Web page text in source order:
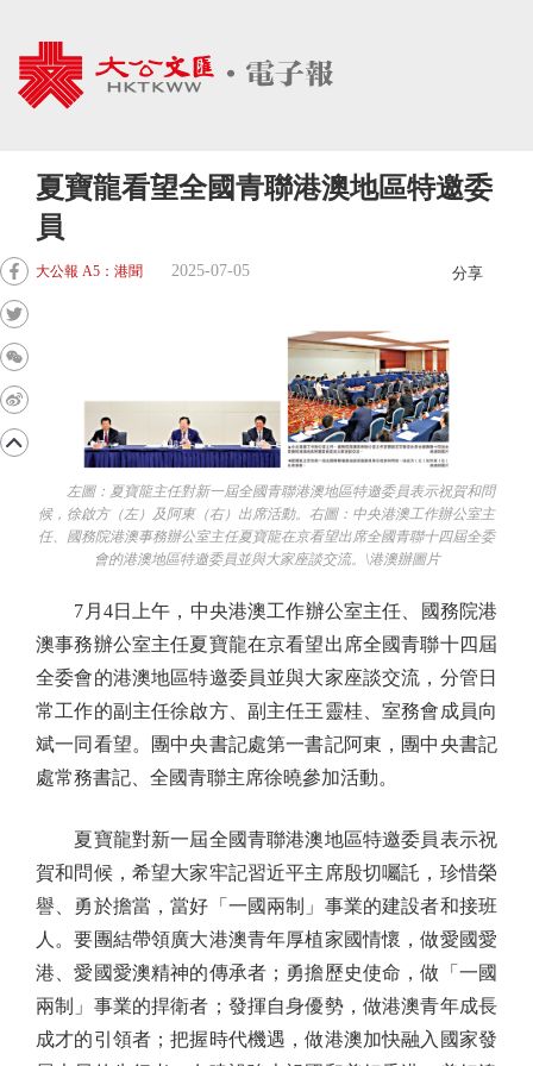
夏寶龍看望全國青聯港澳地區特邀委
員
大公報 A5：港聞 2025-07-05 分享
左圖：夏寶龍主任對新一屆全國青聯港澳地區特邀委員表示祝賀和問
候，徐啟方（左）及阿東（右）出席活動。右圖：中央港澳工作辦公室主
任、國務院港澳事務辦公室主任夏寶龍在京看望出席全國青聯十四屆全委
會的港澳地區特邀委員並與大家座談交流。\港澳辦圖片
7月4日上午，中央港澳工作辦公室主任、國務院港
澳事務辦公室主任夏寶龍在京看望出席全國青聯十四屆
全委會的港澳地區特邀委員並與大家座談交流，分管日
常工作的副主任徐啟方、副主任王靈桂、室務會成員向
斌一同看望。團中央書記處第一書記阿東，團中央書記
處常務書記、全國青聯主席徐曉參加活動。
夏寶龍對新一屆全國青聯港澳地區特邀委員表示祝
賀和問候，希望大家牢記習近平主席殷切囑託，珍惜榮
譽、勇於擔當，當好「一國兩制」事業的建設者和接班
人。要團結帶領廣大港澳青年厚植家國情懷，做愛國愛
港、愛國愛澳精神的傳承者；勇擔歷史使命，做「一國
兩制」事業的捍衛者；發揮自身優勢，做港澳青年成長
成才的引領者；把握時代機遇，做港澳加快融入國家發